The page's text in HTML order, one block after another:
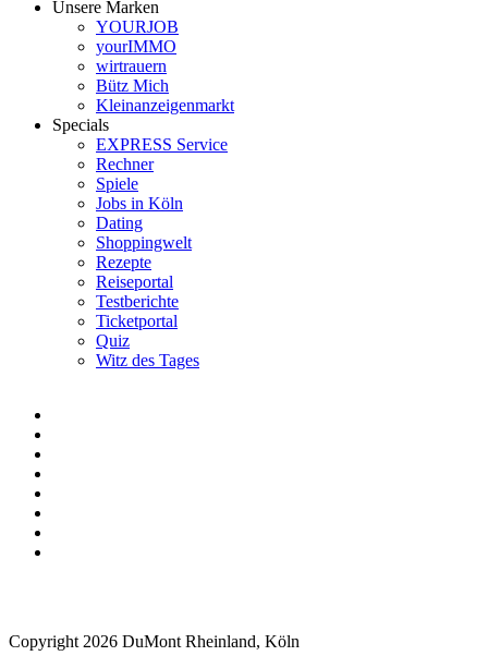
Unsere Marken
YOURJOB
yourIMMO
wirtrauern
Bütz Mich
Kleinanzeigenmarkt
Specials
EXPRESS Service
Rechner
Spiele
Jobs in Köln
Dating
Shoppingwelt
Rezepte
Reiseportal
Testberichte
Ticketportal
Quiz
Witz des Tages
Copyright 2026 DuMont Rheinland, Köln